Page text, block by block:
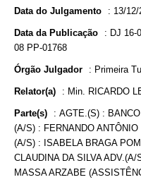
Data do Julgamento : 13/12/
Data da Publicação : DJ 16-
08 PP-01768
Órgão Julgador : Primeira
Relator(a) : Min. RICARDO
Parte(s) : AGTE.(S) :
(A/S) : FERNANDO
(A/S) : ISABELA BRAGA
CLAUDINA DA SILVA
MASSA ARZABE